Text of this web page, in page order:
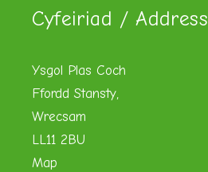
Cyfeiriad / Address
Ysgol Plas Coch
Ffordd Stansty,
Wrecsam
LL11 2BU
Map